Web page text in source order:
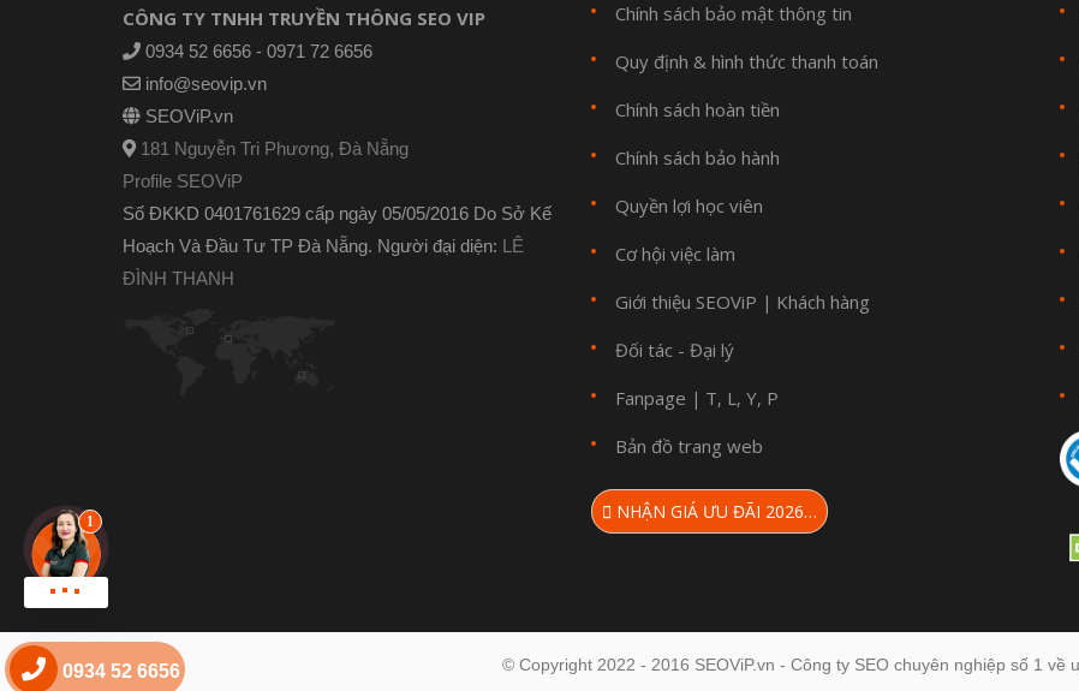
CÔNG TY TNHH TRUYỀN THÔNG SEO VIP
0934 52 6656 - 0971 72 6656
info@seovip.vn
SEOViP.vn
181 Nguyễn Tri Phương, Đà Nẵng
Profile SEOViP
Số ĐKKD 0401761629 cấp ngày 05/05/2016 Do Sở Kế
Hoạch Và Đầu Tư TP Đà Nẵng. Người đại diện: LÊ
ĐÌNH THANH
Chính sách bảo mật thông tin
Quy định & hình thức thanh toán
Chính sách hoàn tiền
Chính sách bảo hành
Quyền lợi học viên
Cơ hội việc làm
Giới thiệu SEOViP | Khách hàng
Đối tác - Đại lý
Fanpage | T, L, Y, P
Bản đồ trang web
NHẬN GIÁ ƯU ĐÃI 2026…
© Copyright 2022 - 2016 SEOViP.vn - Công ty SEO chuyên nghiệp số 1 về
Chat zalo !
0934 52 6656